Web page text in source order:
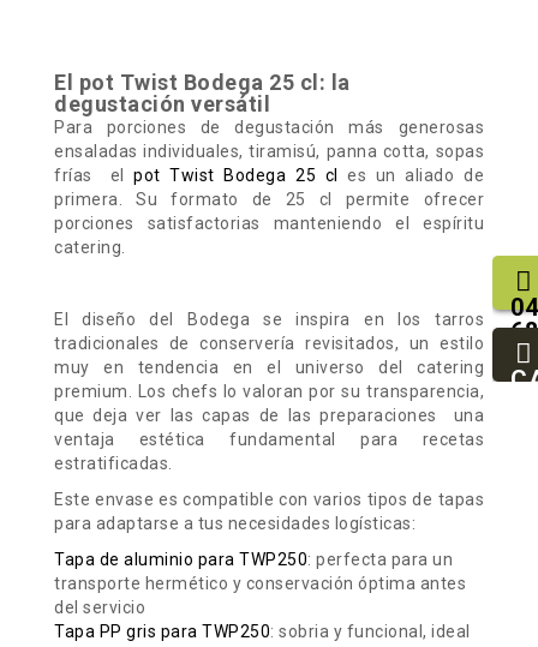
El pot Twist Bodega 25 cl: la
degustación versátil
Para porciones de degustación más generosas
ensaladas individuales, tiramisú, panna cotta, sopas
frías elpot Twist Bodega 25 cl
es un aliado de
primera. Su formato de 25 cl permite ofrecer
porciones satisfactorias manteniendo el espíritu
catering.
El diseño del Bodega se inspira en los tarros
tradicionales de conservería revisitados, un estilo
muy en tendencia en el universo del catering
premium. Los chefs lo valoran por su transparencia,
que deja ver las capas de las preparaciones una
ventaja estética fundamental para recetas
estratificadas.
Este envase es compatible con varios tipos de tapas
para adaptarse a tus necesidades logísticas:
Tapa de aluminio para TWP250: perfecta para un
transporte hermético y conservación óptima antes
del servicio
Tapa PP gris para TWP250: sobria y funcional, ideal
04
68
25
93